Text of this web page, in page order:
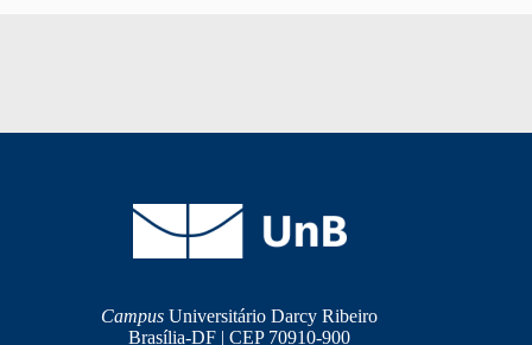
Campus Universitário Darcy Ribeiro
Brasília-DF | CEP 70910-900